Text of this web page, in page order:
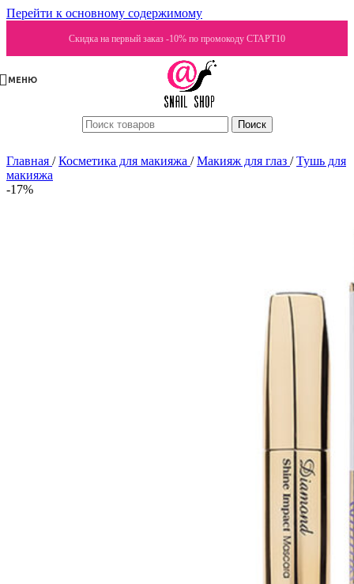
Перейти к основному содержимому
Скидка на первый заказ -10% по промокоду СТАРТ10
МЕНЮ
Поиск
Главная / Косметика для макияжа / Макияж для глаз / Тушь для
макияжа
-17%